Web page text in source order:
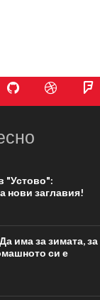
"Устово":
нови заглавия!
има за зимата, за
си е